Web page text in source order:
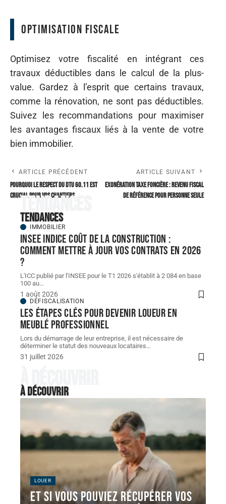
Optimisation fiscale
Optimisez votre fiscalité en intégrant ces
travaux déductibles dans le calcul de la plus-
value. Gardez à l’esprit que certains travaux,
comme la rénovation, ne sont pas déductibles.
Suivez les recommandations pour maximiser
les avantages fiscaux liés à la vente de votre
bien immobilier.
ARTICLE PRÉCÉDENT
Pourquoi le respect du DTU 60.11 est
crucial pour vos chantiers
ARTICLE SUIVANT
Exonération taxe foncière : Revenu fiscal
de référence pour personne seule
Tendances
Tendances
IMMOBILIER
INSEE indice coût de la construction :
comment mettre à jour vos contrats en 2026
?
L'ICC publié par l'INSEE pour le T1 2026 s'établit à 2 084 en base
100 au…
1 août 2026
DÉFISCALISATION
Les étapes clés pour devenir loueur en
meublé professionnel
Lors du démarrage de leur entreprise, il est nécessaire de
déterminer le statut des nouveaux locataires…
31 juillet 2026
À découvrir
À découvrir
LOUER
Et si vous pouviez récupérer vos